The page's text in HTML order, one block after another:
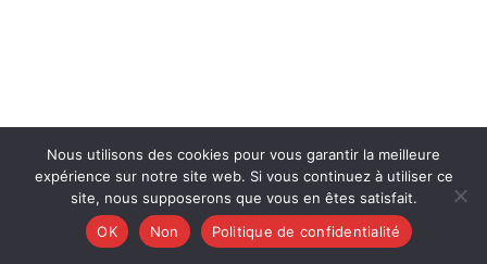
Nous utilisons des cookies pour vous garantir la meilleure
expérience sur notre site web. Si vous continuez à utiliser ce
site, nous supposerons que vous en êtes satisfait.
OK
Non Politique de confidentialité